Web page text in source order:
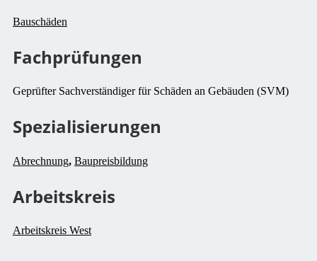
Bauschäden
Fachprüfungen
Geprüfter Sachverständiger für Schäden an Gebäuden (SVM)
Spezialisierungen
Abrechnung, Baupreisbildung
Arbeitskreis
Arbeitskreis West